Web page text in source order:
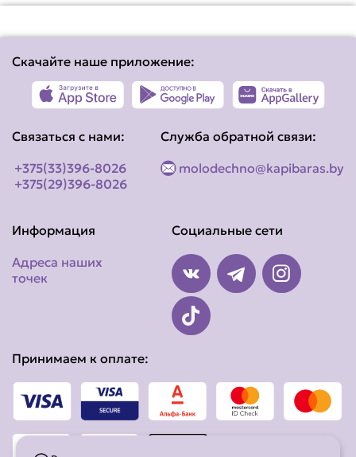
Скачайте наше приложение:
Связаться с нами:
+375(33)396-8026
+375(29)396-8026
Служба обратной связи:
molodechno@kapibaras.by
Информация
Адреса наших
точек
Социальные сети
Принимаем к оплате: